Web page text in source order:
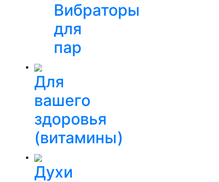
Вибраторы
для
пар
Для
вашего
здоровья
(витамины)
Духи